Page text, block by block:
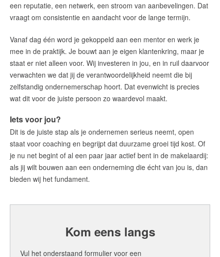
een reputatie, een netwerk, een stroom van aanbevelingen. Dat
vraagt om consistentie en aandacht voor de lange termijn.
Vanaf dag één word je gekoppeld aan een mentor en werk je
mee in de praktijk. Je bouwt aan je eigen klantenkring, maar je
staat er niet alleen voor. Wij investeren in jou, en in ruil daarvoor
verwachten we dat jij de verantwoordelijkheid neemt die bij
zelfstandig ondernemerschap hoort. Dat evenwicht is precies
wat dit voor de juiste persoon zo waardevol maakt.
Iets voor jou?
Dit is de juiste stap als je ondernemen serieus neemt, open
staat voor coaching en begrijpt dat duurzame groei tijd kost. Of
je nu net begint of al een paar jaar actief bent in de makelaardij:
als jij wilt bouwen aan een onderneming die écht van jou is, dan
bieden wij het fundament.
Kom eens langs
Vul het onderstaand formulier voor een